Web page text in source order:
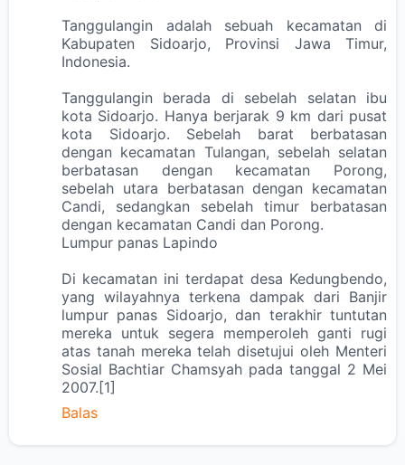
Tanggulangin adalah sebuah kecamatan di
Kabupaten Sidoarjo, Provinsi Jawa Timur,
Indonesia.
Tanggulangin berada di sebelah selatan ibu
kota Sidoarjo. Hanya berjarak 9 km dari pusat
kota Sidoarjo. Sebelah barat berbatasan
dengan kecamatan Tulangan, sebelah selatan
berbatasan dengan kecamatan Porong,
sebelah utara berbatasan dengan kecamatan
Candi, sedangkan sebelah timur berbatasan
dengan kecamatan Candi dan Porong.
Lumpur panas Lapindo
Di kecamatan ini terdapat desa Kedungbendo,
yang wilayahnya terkena dampak dari Banjir
lumpur panas Sidoarjo, dan terakhir tuntutan
mereka untuk segera memperoleh ganti rugi
atas tanah mereka telah disetujui oleh Menteri
Sosial Bachtiar Chamsyah pada tanggal 2 Mei
2007.[1]
Balas